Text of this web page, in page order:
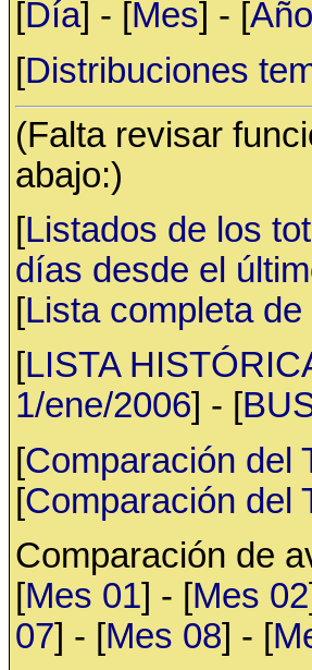
[Día] - [Mes] - [Año
[Distribuciones
(Falta revisar
abajo:)
[Listados de los
días desde el
[Lista completa
[LISTA
1/ene/2006] - [
[Comparación del
[Comparación del
Comparación de
[Mes 01] - [Mes 02
07] - [Mes 08] - [